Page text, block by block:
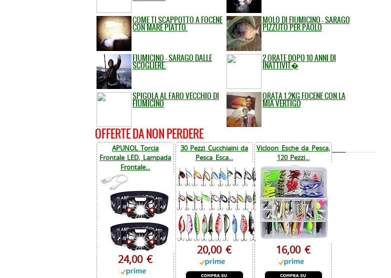
COME TI SCAPPOTTO A FOCENE
CON MARE PIATTO.
MOLO DI FIUMICINO - SARAGO
PIZZUTO PER PAOLO
FIUMICINO - SARAGO DALLE
SCOGLIERE.
2 ORATE DOPO 10 ANNI DI
INATTIVIT�
SPIGOLA AL FARO VECCHIO DI
FIUMICINO
ORATA 1.2KG FOCENE CON LA
MIA VERTIGO
OFFERTE DA NON PERDERE
APUNOL Torcia
Frontale LED, Lampada
Frontale...
24,00 €
30 Pezzi Cucchiaini da
Pesca Esca...
20,00 €
Vicloon Esche da Pesca,
120 Pezzi...
16,00 €